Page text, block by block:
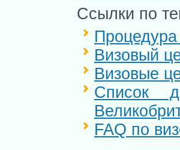
Ссылки по
Визовый
Визовые
Список
FAQ по